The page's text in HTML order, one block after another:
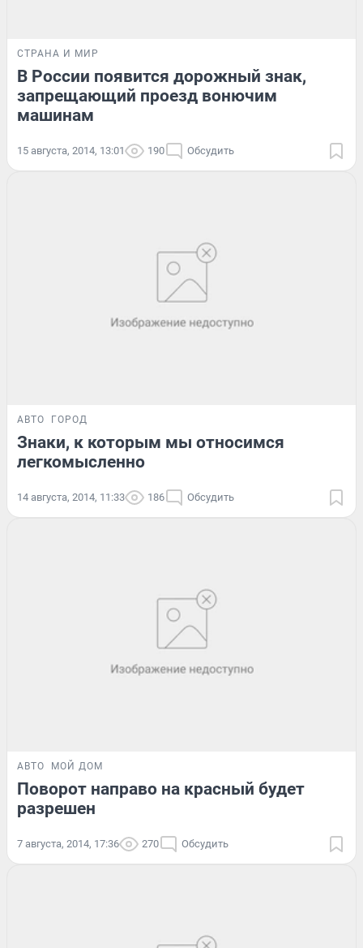
СТРАНА И МИР
В России появится дорожный знак,
запрещающий проезд вонючим
машинам
15 августа, 2014, 13:01 190 Обсудить
АВТО ГОРОД
Знаки, к которым мы относимся
легкомысленно
14 августа, 2014, 11:33 186 Обсудить
АВТО МОЙ ДОМ
Поворот направо на красный будет
разрешен
7 августа, 2014, 17:36 270 Обсудить